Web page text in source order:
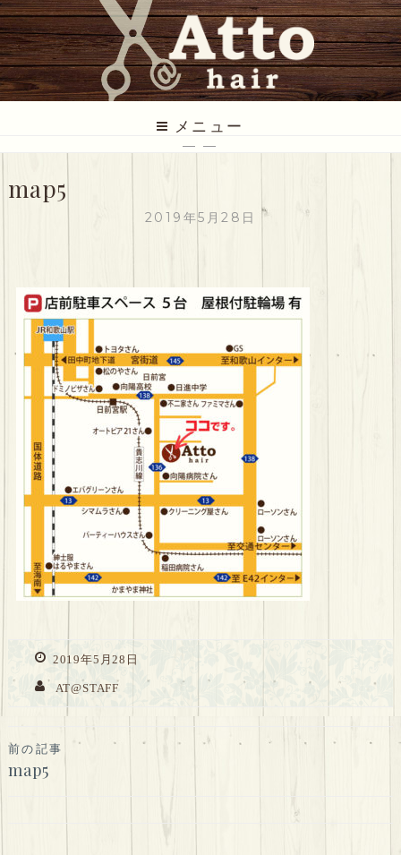
コ
ン
テ
ン
ツ
ッ
メニュー
— —
map5
2019年5月28日
2019年5月28日
AT@STAFF
投
稿
前の記事
map5